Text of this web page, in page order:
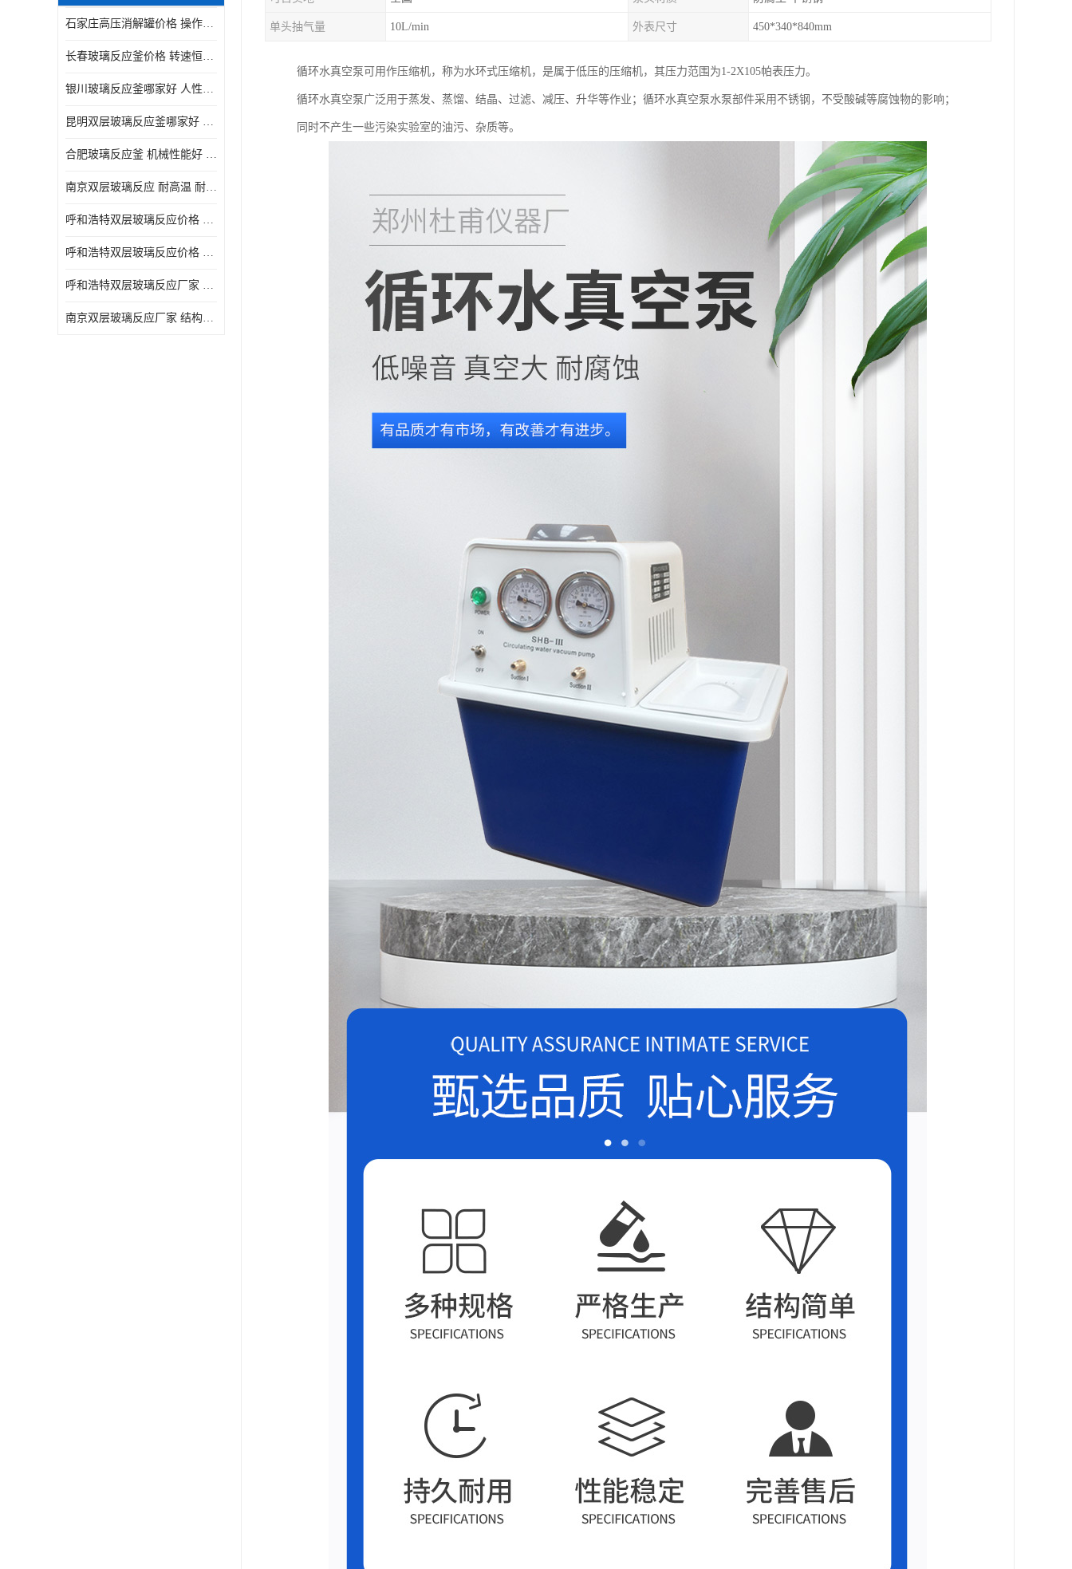
石家庄高压消解罐价格 操作简单 使用安全
长春玻璃反应釜价格 转速恒定 机械性能好
银川玻璃反应釜哪家好 人性化设计 可连续工作
昆明双层玻璃反应釜哪家好 人性化设计 可连续工作 机械性能好
合肥玻璃反应釜 机械性能好 可连续工作
南京双层玻璃反应 耐高温 耐腐蚀 空载不宜高速运转
呼和浩特双层玻璃反应价格 安全稳定 机械性能好
呼和浩特双层玻璃反应价格 结构紧凑 可做加热反应
呼和浩特双层玻璃反应厂家 转速恒定 空载不宜高速运转
南京双层玻璃反应厂家 结构紧凑 可连续工作 可做加热反应
单头抽气量 10L/min 外表尺寸 450*340*840mm
循环水真空泵可用作压缩机，称为水环式压缩机，是属于低压的压缩机，其压力范围为1-2X105帕表压力。
循环水真空泵广泛用于蒸发、蒸馏、结晶、过滤、减压、升华等作业；循环水真空泵水泵部件采用不锈钢，不受酸碱等腐蚀物的影响；
同时不产生一些污染实验室的油污、杂质等。